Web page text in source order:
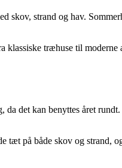
strand og hav.
træhuse til
det kan benyttes året
tæt på både skov og strand,